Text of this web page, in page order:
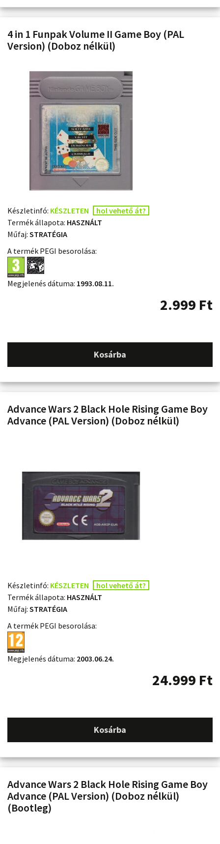
4 in 1 Funpak Volume II Game Boy (PAL
Version) (Doboz nélkül)
Készletinfó: KÉSZLETEN
hol vehető át?
Termék állapota: HASZNÁLT
Műfaj: STRATÉGIA
A termék PEGI besorolása:
Megjelenés dátuma: 1993.08.11.
2.999 Ft
Kosárba
Advance Wars 2 Black Hole Rising Game Boy
Advance (PAL Version) (Doboz nélkül)
Készletinfó: KÉSZLETEN
hol vehető át?
Termék állapota: HASZNÁLT
Műfaj: STRATÉGIA
A termék PEGI besorolása:
Megjelenés dátuma: 2003.06.24.
24.999 Ft
Kosárba
Advance Wars 2 Black Hole Rising Game Boy
Advance (PAL Version) (Doboz nélkül)
(Bootleg)